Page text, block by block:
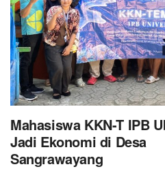
Mahasiswa KKN-T IPB
Jadi Ekonomi di Desa
Sangrawayang